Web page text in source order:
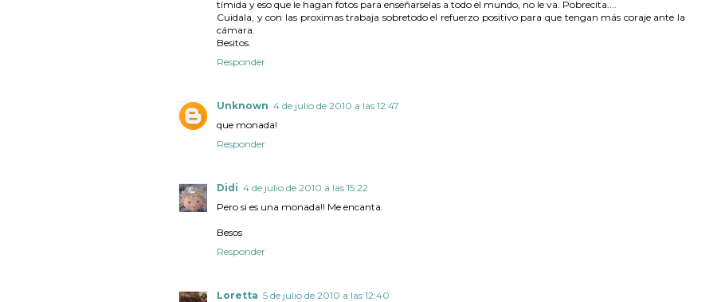
tímida y eso que le hagan fotos para enseñarselas a todo el mundo, no le va. Pobrecita....
Cuidala, y con las proximas trabaja sobretodo el refuerzo positivo para que tengan más coraje ante la
cámara.
Besitos.
Responder
Unknown 4 de julio de 2010 a las 12:47
que monada!
Responder
Didi 4 de julio de 2010 a las 15:22
Pero si es una monada!! Me encanta.
Besos
Responder
Loretta 5 de julio de 2010 a las 12:40